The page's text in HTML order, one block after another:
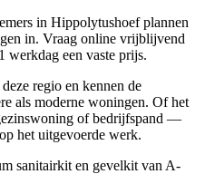
in Hippolytushoef plannen
in. Vraag online vrijblijvend
werkdag een vaste prijs.
regio en kennen de
als moderne woningen. Of het
of bedrijfspand —
het uitgevoerde werk.
sanitairkit en gevelkit van A-